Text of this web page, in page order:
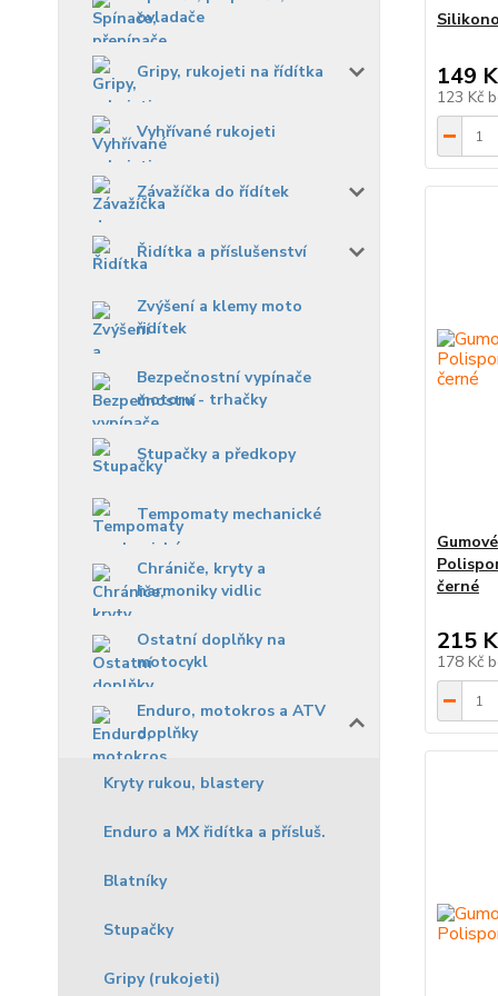
ovladače
Gripy, rukojeti na řídítka
Vyhřívané rukojeti
Závažíčka do řídítek
Řidítka a příslušenství
Zvýšení a klemy moto
řidítek
Bezpečnostní vypínače
motoru - trhačky
Stupačky a předkopy
Tempomaty mechanické
Chrániče, kryty a
harmoniky vidlic
Ostatní doplňky na
motocykl
Enduro, motokros a ATV
doplňky
Kryty rukou, blastery
Enduro a MX řidítka a přísluš.
Blatníky
Stupačky
Gripy (rukojeti)
149
123 Kč
černé
215
178 Kč